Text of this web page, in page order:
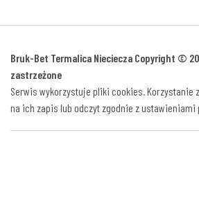
Bruk-Bet Termalica Nieciecza Copyright ©
zastrzeżone
Serwis wykorzystuje pliki cookies. Korzystanie
na ich zapis lub odczyt zgodnie z ustawieniami